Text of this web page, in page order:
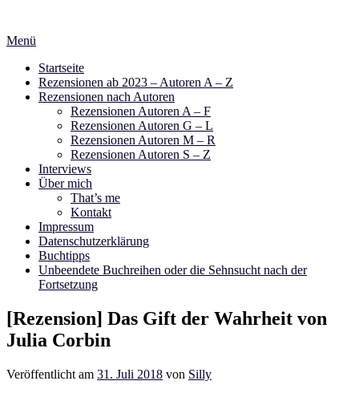
springen
Menü
Startseite
Rezensionen ab 2023 – Autoren A – Z
Rezensionen nach Autoren
Rezensionen Autoren A – F
Rezensionen Autoren G – L
Rezensionen Autoren M – R
Rezensionen Autoren S – Z
Interviews
Über mich
That’s me
Kontakt
Impressum
Datenschutzerklärung
Buchtipps
Unbeendete Buchreihen oder die Sehnsucht nach der
Fortsetzung
[Rezension] Das Gift der Wahrheit von
Julia Corbin
Veröffentlicht am 31. Juli 2018 von Silly